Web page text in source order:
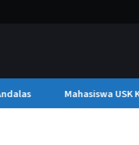
Mahasiswa USK